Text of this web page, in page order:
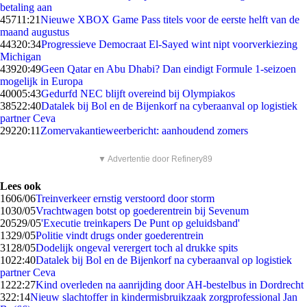
betaling aan
45711:21Nieuwe XBOX Game Pass titels voor de eerste helft van de
maand augustus
44320:34Progressieve Democraat El-Sayed wint nipt voorverkiezing
Michigan
43920:49Geen Qatar en Abu Dhabi? Dan eindigt Formule 1-seizoen
mogelijk in Europa
40005:43Gedurfd NEC blijft overeind bij Olympiakos
38522:40Datalek bij Bol en de Bijenkorf na cyberaanval op logistiek
partner Ceva
29220:11 Zomervakantieweerbericht: aanhoudend zomers
▼ Advertentie door Refinery89
Lees ook
1606/06Treinverkeer ernstig verstoord door storm
1030/05Vrachtwagen botst op goederentrein bij Sevenum
20529/05'Executie treinkapers De Punt op geluidsband'
1329/05Politie vindt drugs onder goederentrein
31 28/05Dodelijk ongeval verergert toch al drukke spits
1022:40Datalek bij Bol en de Bijenkorf na cyberaanval op logistiek
partner Ceva
1222:27Kind overleden na aanrijding door AH-bestelbus in Dordrecht
322:14Nieuw slachtoffer in kindermisbruikzaak zorgprofessional Jan